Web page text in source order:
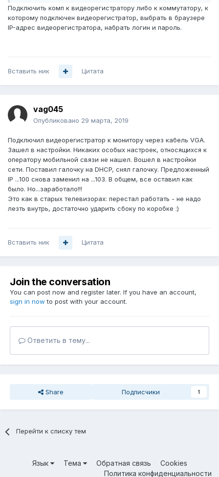
Подключить комп к видеорегистратору либо к коммутатору, к
которому подключен видеорегистратор, выбрать в браузере
IP-адрес видеорегистратора, набрать логин и пароль.
Вставить ник Цитата
vag045
Опубликовано 29 марта, 2019
Подключил видеорегистратор к монитору через кабель VGA.
Зашел в настройки. Никаких особых настроек, относящихся к
оператору мобильной связи не нашел. Вошел в настройки
сети. Поставил галочку на DHCP, снял галочку. Предложенный
IP ...100 снова заменил на ...103. В общем, все оставил как
было. Но...заработало!!!
Это как в старых телевизорах: перестал работать - не надо
лезть внутрь, достаточно ударить сбоку по коробке :)
Вставить ник Цитата
Join the conversation
You can post now and register later. If you have an account,
sign in now to post with your account.
Ответить в тему...
Share Подписчики 1
Перейти к списку тем
Язык Тема Обратная связь
Cookies
Политика конфиденциальности